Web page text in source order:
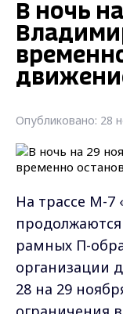
В ночь
Опубликовано: 28
На трассе М-7
рамных П-
организации
28 на 29